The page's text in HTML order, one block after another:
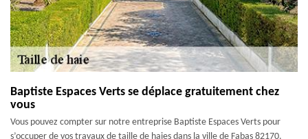
Baptiste Espaces Verts se déplace gratuitement chez
vous
Vous pouvez compter sur notre entreprise Baptiste Espaces Verts pour
s’occuper de vos travaux de taille de haies dans la ville de Fabas 82170.